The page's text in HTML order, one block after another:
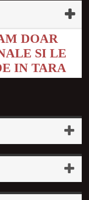
DOAR
SI LE
IN TARA